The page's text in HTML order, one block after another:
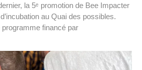
la 5ᵉ promotion de Bee Impacter
au Quai des possibles.
financé par